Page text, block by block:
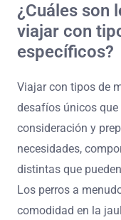
¿Cuáles son
viajar con
específicos?
Viajar con tipos de
desafíos únicos
consideración y
necesidades,
distintas que
Los perros a
comodidad en la